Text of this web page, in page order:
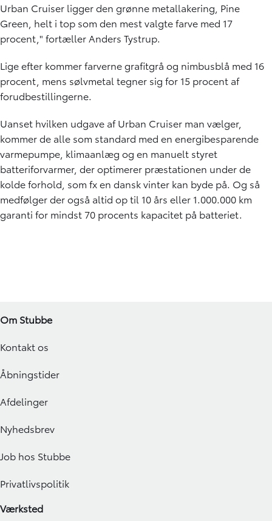
Urban Cruiser ligger den grønne metallakering, Pine
Green, helt i top som den mest valgte farve med 17
procent," fortæller Anders Tystrup.
Lige efter kommer farverne grafitgrå og nimbusblå med 16
procent, mens sølvmetal tegner sig for 15 procent af
forudbestillingerne.
Uanset hvilken udgave af Urban Cruiser man vælger,
kommer de alle som standard med en energibesparende
varmepumpe, klimaanlæg og en manuelt styret
batteriforvarmer, der optimerer præstationen under de
kolde forhold, som fx en dansk vinter kan byde på. Og så
medfølger der også altid op til 10 års eller 1.000.000 km
garanti for mindst 70 procents kapacitet på batteriet.
Om Stubbe
Kontakt os
Åbningstider
Afdelinger
Nyhedsbrev
Job hos Stubbe
Privatlivspolitik
Værksted